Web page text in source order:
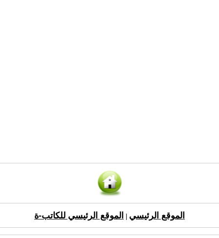
الموقع الرئيسي الموقع الرئيسي للكاتب-ة